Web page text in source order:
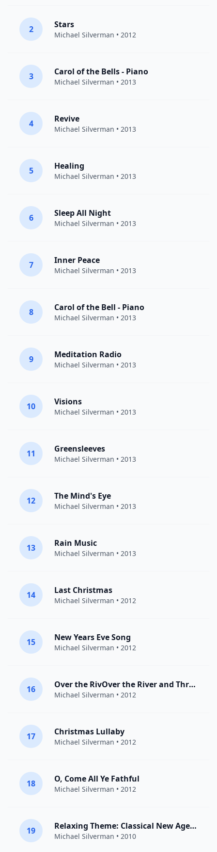
2 Stars
Michael Silverman • 2012
3 Carol of the Bells - Piano
Michael Silverman • 2013
4 Revive
Michael Silverman • 2013
5 Healing
Michael Silverman • 2013
6 Sleep All Night
Michael Silverman • 2013
7 Inner Peace
Michael Silverman • 2013
8 Carol of the Bell - Piano
Michael Silverman • 2013
9 Meditation Radio
Michael Silverman • 2013
10 Visions
Michael Silverman • 2013
11 Greensleeves
Michael Silverman • 2013
12 The Mind's Eye
Michael Silverman • 2013
13 Rain Music
Michael Silverman • 2013
14 Last Christmas
Michael Silverman • 2012
15 New Years Eve Song
Michael Silverman • 2012
16 Over the RivOver the River and Through the Woods
Michael Silverman • 2012
17 Christmas Lullaby
Michael Silverman • 2012
18 O, Come All Ye Fathful
Michael Silverman • 2012
19 Relaxing Theme: Classical New Age Piano Music
Michael Silverman • 2010